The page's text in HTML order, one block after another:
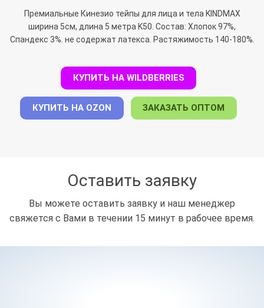
Премиальные Кинезио тейпы для лица и тела KINDMAX
ширина 5см, длина 5 метра K50. Состав: Хлопок 97%,
Спандекс 3%. не содержат латекса. Растяжимость 140-180%.
КУПИТЬ НА WILDBERRIES
КУПИТЬ НА OZON ЗАКАЗАТЬ ОПТОМ
Оставить заявку
Вы можете оставить заявку и наш менеджер
свяжется с Вами в течении 15 минут в рабочее время.